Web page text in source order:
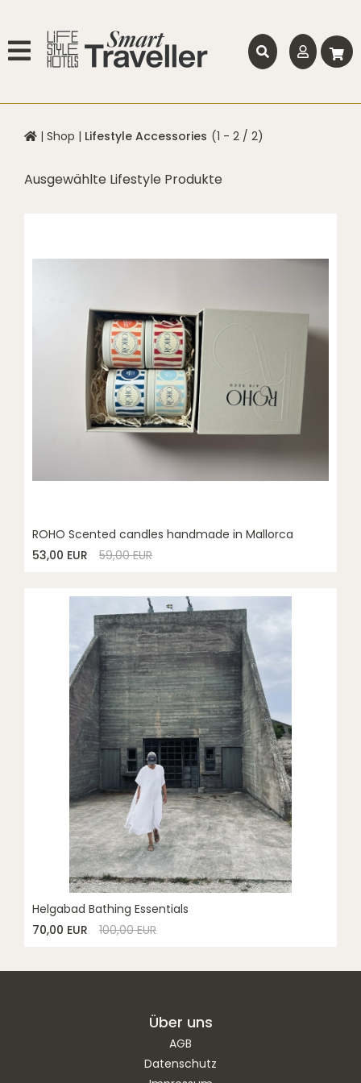
| Shop | Lifestyle Accessories (1 - 2 / 2)
Ausgewählte Lifestyle Produkte
ROHO Scented candles handmade in Mallorca
53,00 EUR
59,00 EUR
Helgabad Bathing Essentials
70,00 EUR
100,00 EUR
Über uns
AGB
Datenschutz